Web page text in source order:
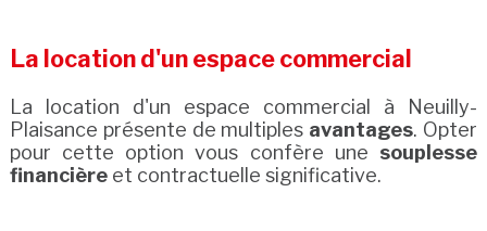
La location d'un espace commercial
La location d'un espace commercial à Neuilly-
Plaisance présente de multiples avantages. Opter
pour cette option vous confère une souplesse
financièreet contractuelle significative.